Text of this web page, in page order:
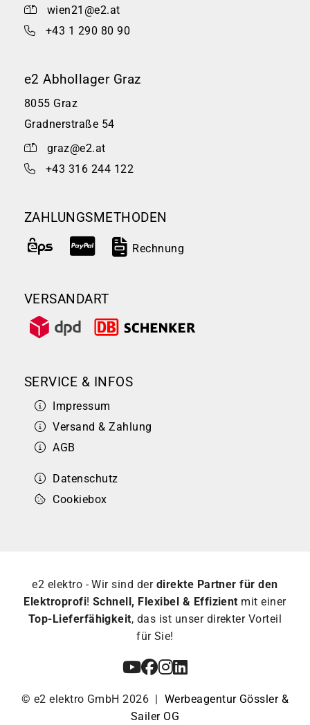
wien21@e2.at
+43 1 290 80 90
e2 Abhollager Graz
8055 Graz
Gradnerstraße 54
graz@e2.at
+43 316 244 122
ZAHLUNGSMETHODEN
Rechnung
VERSANDART
SERVICE & INFOS
Impressum
Versand & Zahlung
AGB
Datenschutz
Cookiebox
e2 elektro - Wir sind der direkte Partner für den
Elektroprofi! Schnell, Flexibel & Effizient mit einer
Top-Lieferfähigkeit, das ist unser direkter Vorteil
für Sie!
© e2 elektro GmbH 2026 | Werbeagentur Gössler &
Sailer OG